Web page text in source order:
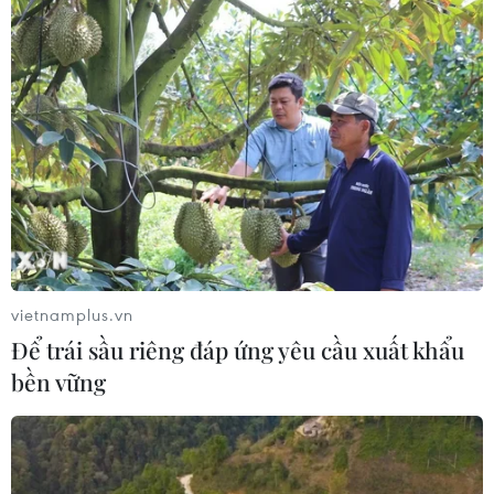
nhận mẫu ADN thân nhân liệt sỹ
06/08/2026 11:01
Thủ tướng hội kiến Chủ tịch
Quốc hội kiêm Chủ tịch Hạ viện Thái
Lan
06/08/2026 10:42
Phải đổi mới công tác quy
hoạch và tổ chức phát triển hạ tầng
06/08/2026 09:53
Chiêm ngưỡng vẻ đẹp kỳ vĩ
trên cung đường ven biển Khánh
Hòa
vietnamplus.vn
Để trái sầu riêng đáp ứng yêu cầu xuất khẩu
bền vững